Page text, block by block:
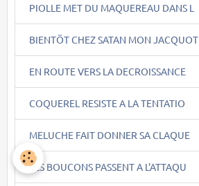
PIOLLE MET DU MAQUEREAU DANS L
BIENTÖT CHEZ SATAN MON JACQUOT
EN ROUTE VERS LA DECROISSANCE
COQUEREL RESISTE A LA TENTATIO
MELUCHE FAIT DONNER SA CLAQUE
LES BOUCONS PASSENT A L'ATTAQU